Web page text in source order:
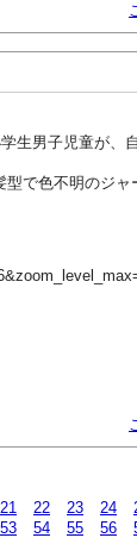
生男子児童が、
で色不明のジ
21 22 23 24
53 54 55 56